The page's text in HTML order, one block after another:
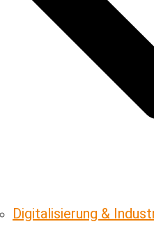
Digitalisierung &